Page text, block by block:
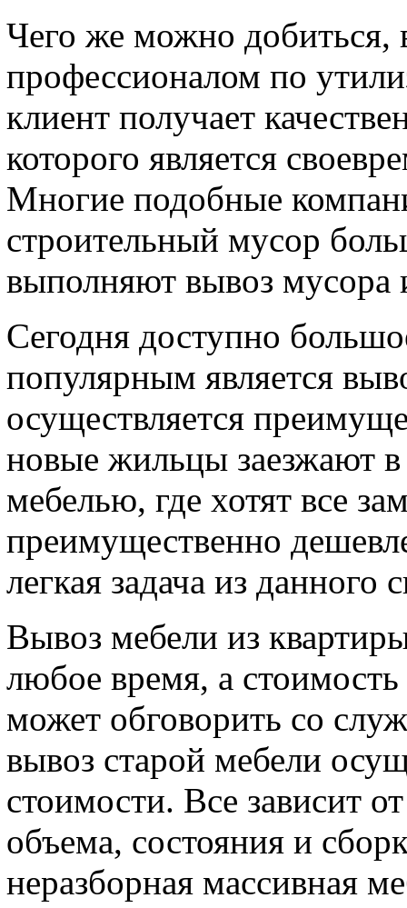
Чего же можно добиться,
профессионалом по
клиент получает
которого является
Многие подобные
строительный мусор
выполняют вывоз мусора
Сегодня доступно
популярным является
осуществляется
новые жильцы заезжают
мебелью, где хотят все
преимущественно
легкая задача из данного
Вывоз мебели из
любое время, а
может обговорить со
вывоз старой мебели
стоимости. Все зависит
объема, состояния и
неразборная массивная